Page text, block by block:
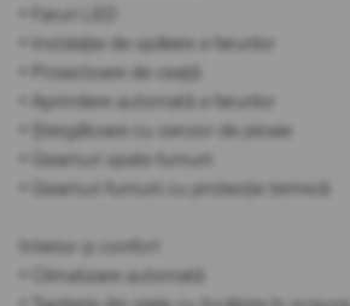
• Faruri LED
• Instalație de spălare a farurilor
• Proiectoare de ceață
• Aprindere automată a farurilor
• Ștergătoare cu senzor de ploaie
• Geamuri spate fumurii
• Geamuri fumurii cu protecție termică
Interior și confort
• Climatizare automată